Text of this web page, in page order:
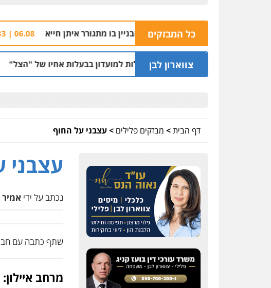
כל המבזקים
צמרת: פעם שנייה מול הבניין בו מתגורר איתן חייא 06.08 | 08:33 צח"ם
צווארון לבן
נחקרו בחשד למתן הקלות למועדון בבעלות אחיו של "הצל" 05.08 | 12:03
דף הבית> מבזקים פלילים >עצבני על החוף
עצבני
נכתב על ידי אמיר
שתף כתבה עם
מרחב